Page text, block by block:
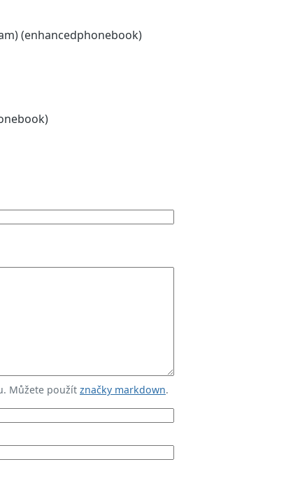
(enhancedphonebook)
Můžete použít značky markdown.